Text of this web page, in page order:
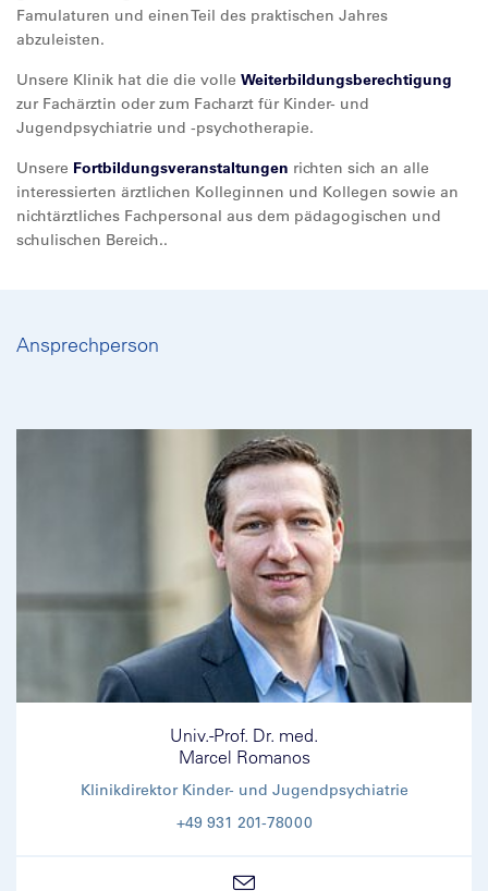
Famulaturen und einen Teil des praktischen Jahres
abzuleisten.
Unsere Klinik hat die die volle Weiterbildungsberechtigung
zur Fachärztin oder zum Facharzt für Kinder- und
Jugendpsychiatrie und -psychotherapie.
Unsere Fortbildungsveranstaltungen richten sich an alle
interessierten ärztlichen Kolleginnen und Kollegen sowie an
nichtärztliches Fachpersonal aus dem pädagogischen und
schulischen Bereich..
Ansprechperson
Univ.-Prof. Dr. med.
Marcel Romanos
Klinikdirektor Kinder- und Jugendpsychiatrie
+49 931 201-78000